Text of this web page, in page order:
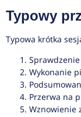
Typowy
Typowa krótka
Wykonanie
Przerwa na
Wznowienie